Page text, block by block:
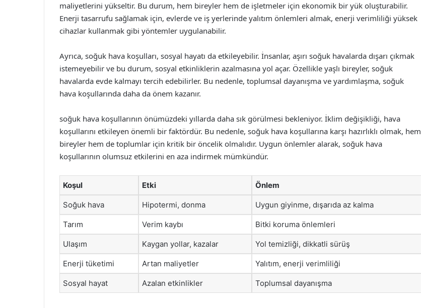
maliyetlerini yükseltir. Bu durum, hem bireyler hem de işletmeler için ekonomik bir yük oluşturabilir.
Enerji tasarrufu sağlamak için, evlerde ve iş yerlerinde yalıtım önlemleri almak, enerji verimliliği yüksek
cihazlar kullanmak gibi yöntemler uygulanabilir.
Ayrıca, soğuk hava koşulları, sosyal hayatı da etkileyebilir. İnsanlar, aşırı soğuk havalarda dışarı çıkmak
istemeyebilir ve bu durum, sosyal etkinliklerin azalmasına yol açar. Özellikle yaşlı bireyler, soğuk
havalarda evde kalmayı tercih edebilirler. Bu nedenle, toplumsal dayanışma ve yardımlaşma, soğuk
hava koşullarında daha da önem kazanır.
soğuk hava koşullarının önümüzdeki yıllarda daha sık görülmesi bekleniyor. İklim değişikliği, hava
koşullarını etkileyen önemli bir faktördür. Bu nedenle, soğuk hava koşullarına karşı hazırlıklı olmak, hem
bireyler hem de toplumlar için kritik bir öncelik olmalıdır. Uygun önlemler alarak, soğuk hava
koşullarının olumsuz etkilerini en aza indirmek mümkündür.
Koşul Etki Önlem
Soğuk hava Hipotermi, donma Uygun giyinme, dışarıda az kalma
Tarım Verim kaybı Bitki koruma önlemleri
Ulaşım Kaygan yollar, kazalar Yol temizliği, dikkatli sürüş
Enerji tüketimi Artan maliyetler Yalıtım, enerji verimliliği
Sosyal hayat Azalan etkinlikler Toplumsal dayanışma